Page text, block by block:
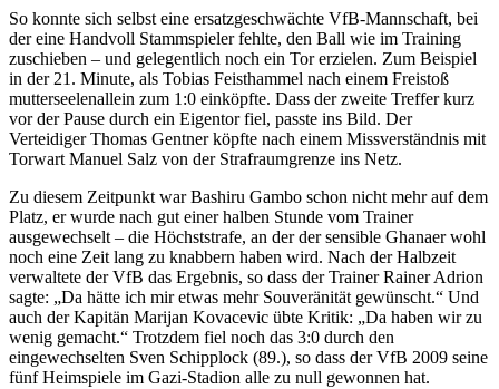
So konnte sich selbst eine ersatzgeschwächte VfB-Mannschaft, bei
der eine Handvoll Stammspieler fehlte, den Ball wie im Training
zuschieben – und gelegentlich noch ein Tor erzielen. Zum Beispiel
in der 21. Minute, als Tobias Feisthammel nach einem Freistoß
mutterseelenallein zum 1:0 einköpfte. Dass der zweite Treffer kurz
vor der Pause durch ein Eigentor fiel, passte ins Bild. Der
Verteidiger Thomas Gentner köpfte nach einem Missverständnis mit
Torwart Manuel Salz von der Strafraumgrenze ins Netz.
Zu diesem Zeitpunkt war Bashiru Gambo schon nicht mehr auf dem
Platz, er wurde nach gut einer halben Stunde vom Trainer
ausgewechselt – die Höchststrafe, an der der sensible Ghanaer wohl
noch eine Zeit lang zu knabbern haben wird. Nach der Halbzeit
verwaltete der VfB das Ergebnis, so dass der Trainer Rainer Adrion
sagte: „Da hätte ich mir etwas mehr Souveränität gewünscht.“ Und
auch der Kapitän Marijan Kovacevic übte Kritik: „Da haben wir zu
wenig gemacht.“ Trotzdem fiel noch das 3:0 durch den
eingewechselten Sven Schipplock (89.), so dass der VfB 2009 seine
fünf Heimspiele im Gazi-Stadion alle zu null gewonnen hat.